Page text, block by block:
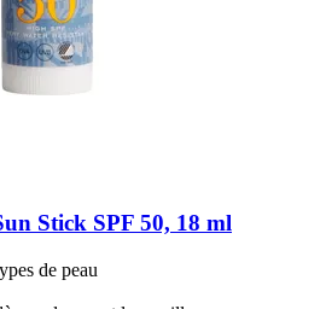
Stick SPF 50, 18 ml
de peau